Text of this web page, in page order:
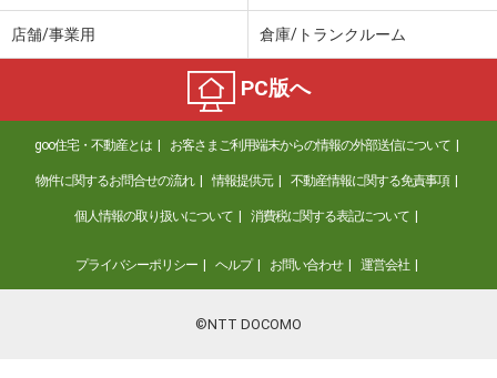
店舗/事業用 倉庫/トランクルーム
PC版へ
goo住宅・不動産とは お客さまご利用端末からの情報の外部送信について
物件に関するお問合せの流れ 情報提供元 不動産情報に関する免責事項
個人情報の取り扱いについて 消費税に関する表記について
プライバシーポリシー ヘルプ お問い合わせ 運営会社
©NTT DOCOMO